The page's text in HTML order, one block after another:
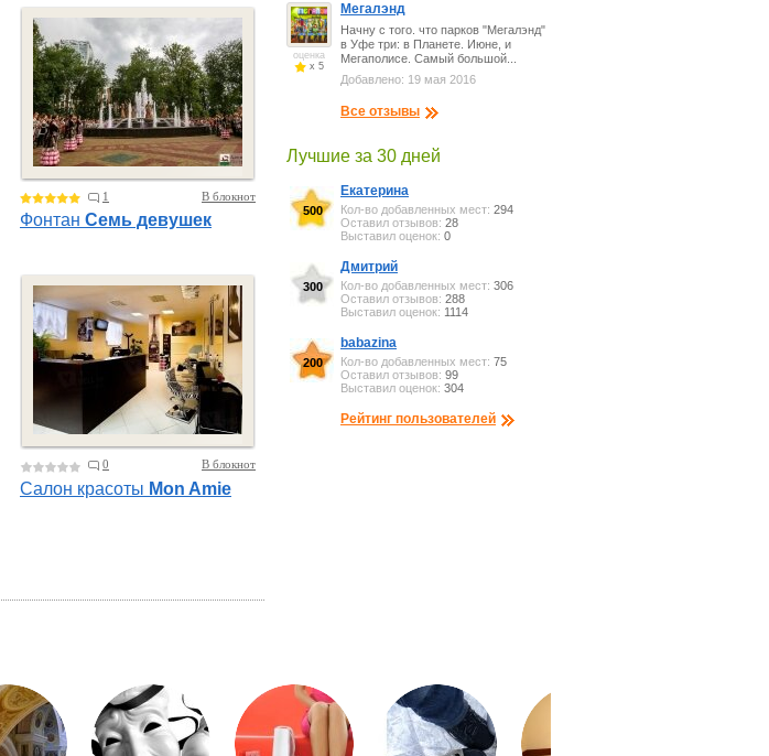
оценка
x 5
Мегалэнд
Начну с того. что парков "Мегалэнд"
в Уфе три: в Планете. Июне, и
Мегаполисе. Самый большой...
Добавлено: 19 мая 2016
Все отзывы
Лучшие за 30 дней
500
Екатерина
Кол-во добавленных мест: 294
Оставил отзывов: 28
Выставил оценок: 0
300
Дмитрий
Кол-во добавленных мест: 306
Оставил отзывов: 288
Выставил оценок: 1114
200
babazina
Кол-во добавленных мест: 75
Оставил отзывов: 99
Выставил оценок: 304
Рейтинг пользователей
В блокнот
1
Фонтан Семь девушек
В блокнот
0
Салон красоты Mon Amie